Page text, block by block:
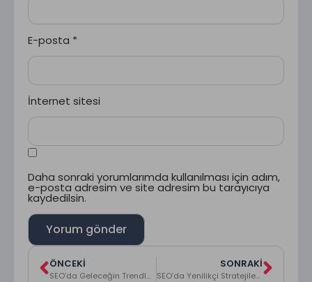
E-posta *
İnternet sitesi
Daha sonraki yorumlarımda kullanılması için adım,
e-posta adresim ve site adresim bu tarayıcıya
kaydedilsin.
ÖNCEKI
SEO’da Geleceğin Trendleri ve Stratejileri: Site Optimizasyonundan İçerik Yönetimine Kapsamlı Rehber
SONRAKI
SEO’da Yenilikçi Stratejiler ve Uygulamalar için Rehber.